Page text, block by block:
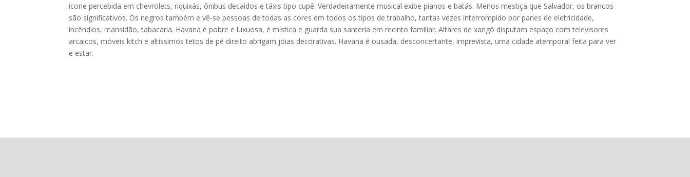
ícone percebida em chevrolets, riquixás, ônibus decaídos e táxis tipo cupê. Verdadeiramente musical exibe pianos e batás. Menos mestiça que Salvador, os brancos
são significativos. Os negros também e vê-se pessoas de todas as cores em todos os tipos de trabalho, tantas vezes interrompido por panes de eletricidade,
incêndios, mansidão, tabacaria. Havana é pobre e luxuosa, é mística e guarda sua santeria em recinto familiar. Altares de xangô disputam espaço com televisores
arcaicos, móveis kitch e altíssimos tetos de pé direito abrigam jóias decorativas. Havana é ousada, desconcertante, imprevista, uma cidade atemporal feita para ver
e estar.